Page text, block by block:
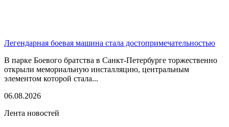
Легендарная боевая машина стала достопримечательностью
В парке Боевого братства в Санкт-Петербурге торжественно
открыли мемориальную инсталляцию, центральным
элементом которой стала...
06.08.2026
Лента новостей